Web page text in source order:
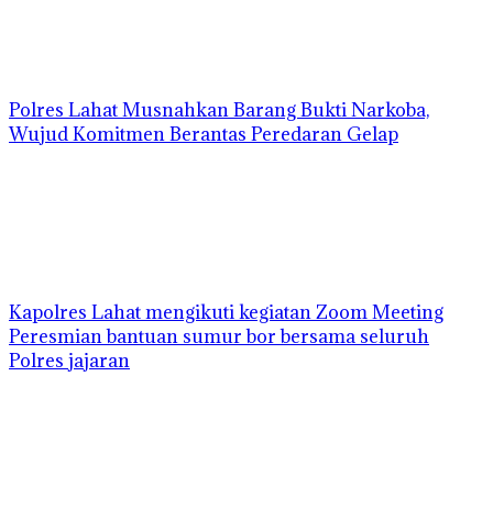
Polres Lahat Musnahkan Barang Bukti Narkoba,
Wujud Komitmen Berantas Peredaran Gelap
Kapolres Lahat mengikuti kegiatan Zoom Meeting
Peresmian bantuan sumur bor bersama seluruh
Polres jajaran